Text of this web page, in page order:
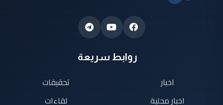
روابط سريعة
اخبار
اخبار محلية
تحقيقات
لقاءات